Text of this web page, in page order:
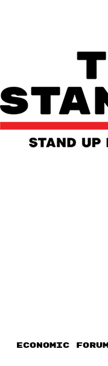
ECONOMIC FORUM